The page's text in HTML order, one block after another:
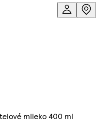
mlieko 400 ml